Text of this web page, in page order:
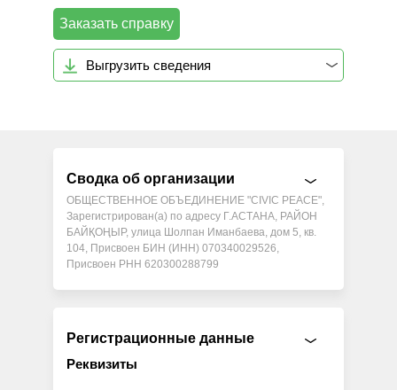
Заказать справку
Выгрузить сведения
Сводка об организации
ОБЩЕСТВЕННОЕ ОБЪЕДИНЕНИЕ "CIVIC PEACE",
Зарегистрирован(а) по адресу Г.АСТАНА, РАЙОН
БАЙҚОҢЫР, улица Шолпан Иманбаева, дом 5, кв.
104, Присвоен БИН (ИНН) 070340029526,
Присвоен РНН 620300288799
Регистрационные данные
Реквизиты